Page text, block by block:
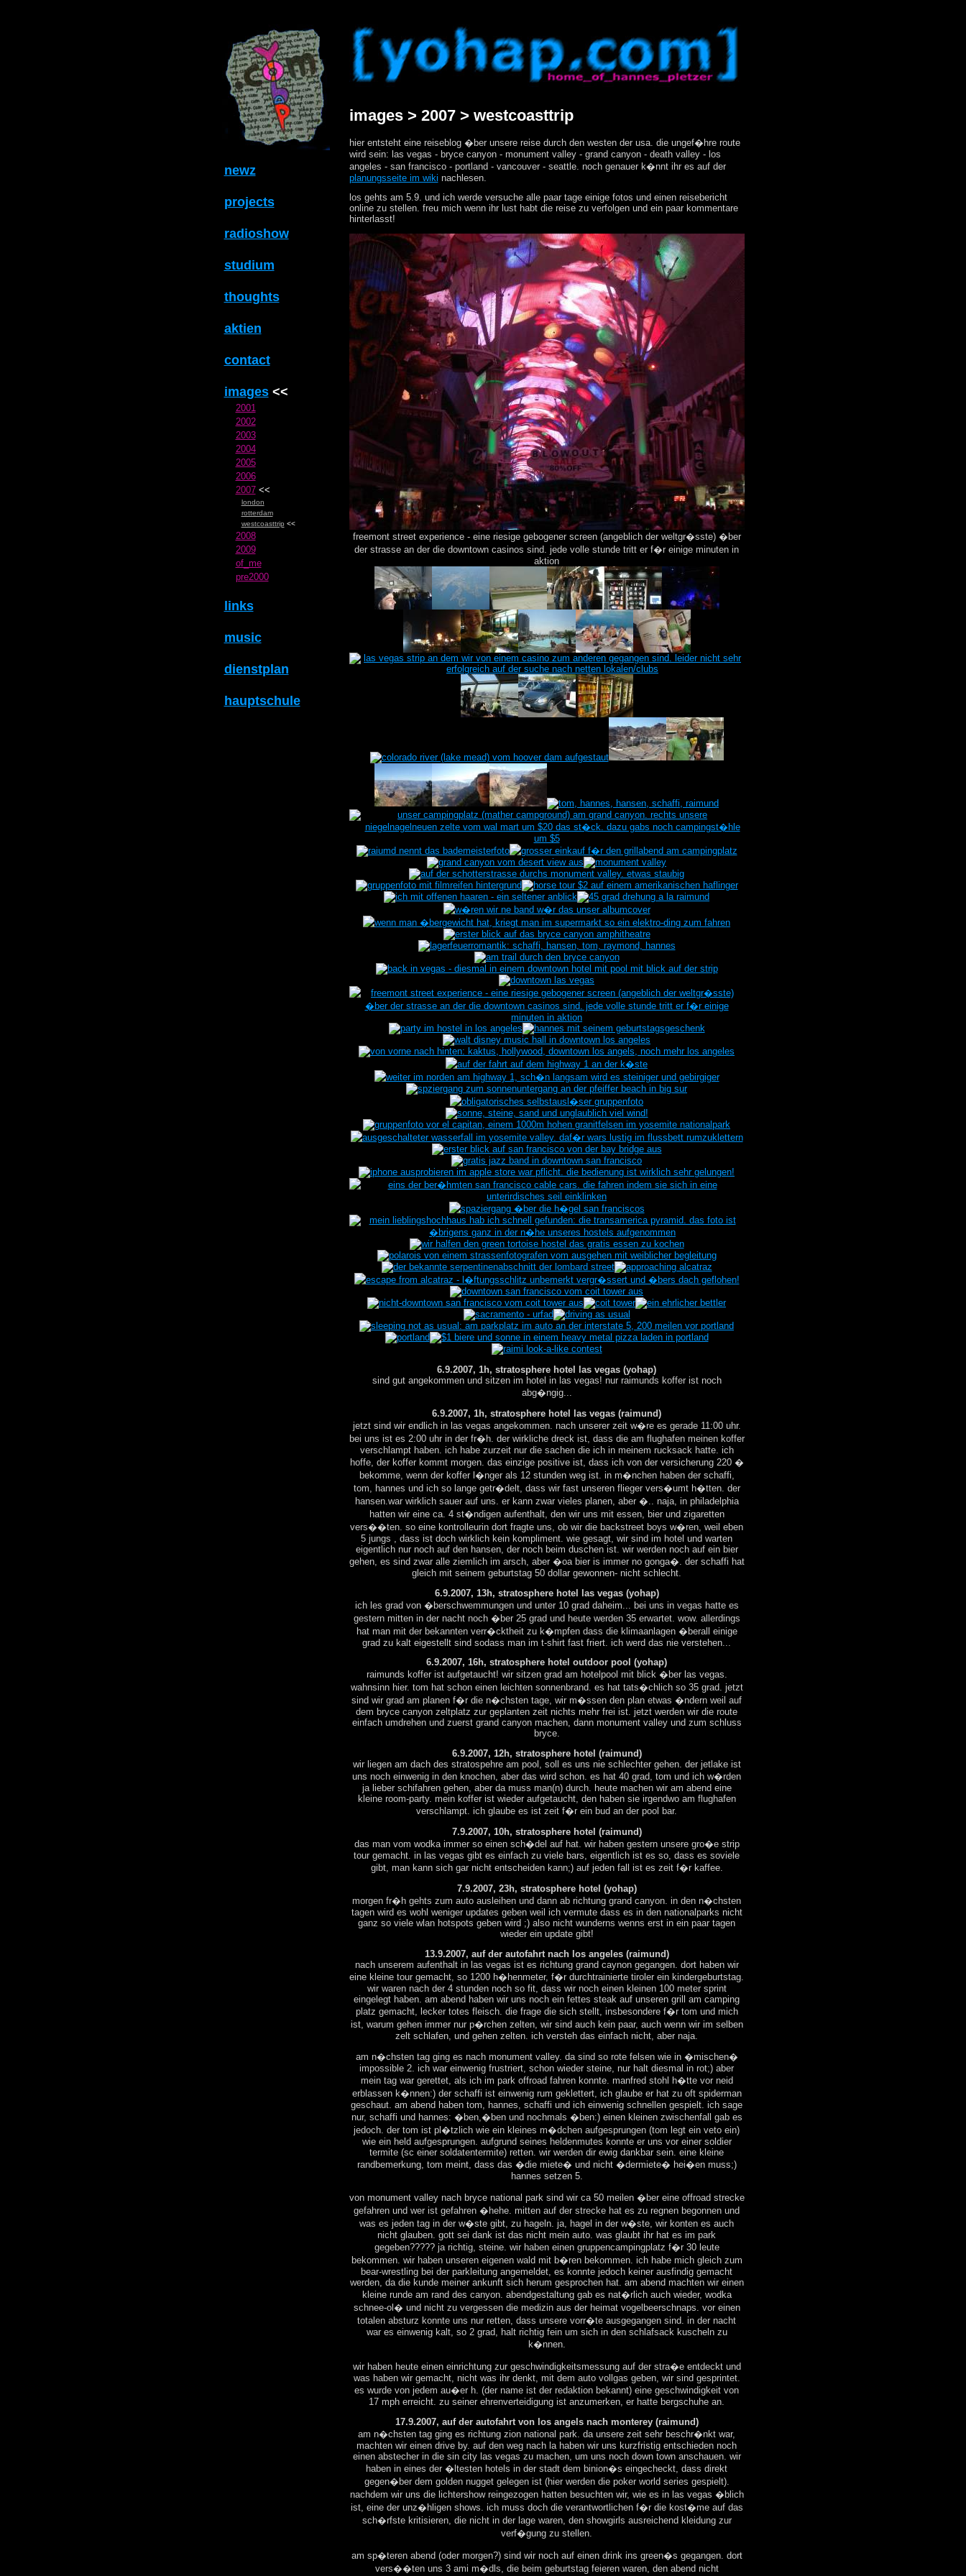
newz
projects
radioshow
studium
thoughts
aktien
contact
images<<
2001
2002
2003
2004
2005
2006
2007<<
london
rotterdam
westcoasttrip <<
2008
2009
of_me
pre2000
links
music
dienstplan
hauptschule
images > 2007 > westcoasttrip
hier entsteht eine reiseblog �ber unsere reise durch den westen der usa. die ungef�hre route
wird sein: las vegas - bryce canyon - monument valley - grand canyon - death valley - los
angeles - san francisco - portland - vancouver - seattle. noch genauer k�nnt ihr es auf der
planungsseite im wiki nachlesen.
los gehts am 5.9. und ich werde versuche alle paar tage einige fotos und einen reisebericht
online zu stellen. freu mich wenn ihr lust habt die reise zu verfolgen und ein paar kommentare
hinterlasst!
freemont street experience - eine riesige gebogener screen (angeblich der weltgr�sste) �ber
der strasse an der die downtown casinos sind. jede volle stunde tritt er f�r einige minuten in
aktion
6.9.2007, 1h, stratosphere hotel las vegas (yohap)
sind gut angekommen und sitzen im hotel in las vegas! nur raimunds koffer ist noch
abg�ngig...
6.9.2007, 1h, stratosphere hotel las vegas (raimund)
jetzt sind wir endlich in las vegas angekommen. nach unserer zeit w�re es gerade 11:00 uhr.
bei uns ist es 2:00 uhr in der fr�h. der wirkliche dreck ist, dass die am flughafen meinen koffer
verschlampt haben. ich habe zurzeit nur die sachen die ich in meinem rucksack hatte. ich
hoffe, der koffer kommt morgen. das einzige positive ist, dass ich von der versicherung 220 �
bekomme, wenn der koffer l�nger als 12 stunden weg ist. in m�nchen haben der schaffi,
tom, hannes und ich so lange getr�delt, dass wir fast unseren flieger vers�umt h�tten. der
hansen.war wirklich sauer auf uns. er kann zwar vieles planen, aber �.. naja, in philadelphia
hatten wir eine ca. 4 st�ndigen aufenthalt, den wir uns mit essen, bier und zigaretten
vers��ten. so eine kontrolleurin dort fragte uns, ob wir die backstreet boys w�ren, weil eben
5 jungs , dass ist doch wirklich kein kompliment. wie gesagt, wir sind im hotel und warten
eigentlich nur noch auf den hansen, der noch beim duschen ist. wir werden noch auf ein bier
gehen, es sind zwar alle ziemlich im arsch, aber �oa bier is immer no gonga�. der schaffi hat
gleich mit seinem geburtstag 50 dollar gewonnen- nicht schlecht.
6.9.2007, 13h, stratosphere hotel las vegas (yohap)
ich les grad von �berschwemmungen und unter 10 grad daheim... bei uns in vegas hatte es
gestern mitten in der nacht noch �ber 25 grad und heute werden 35 erwartet. wow. allerdings
hat man mit der bekannten verr�cktheit zu k�mpfen dass die klimaanlagen �berall einige
grad zu kalt eigestellt sind sodass man im t-shirt fast friert. ich werd das nie verstehen...
6.9.2007, 16h, stratosphere hotel outdoor pool (yohap)
raimunds koffer ist aufgetaucht! wir sitzen grad am hotelpool mit blick �ber las vegas.
wahnsinn hier. tom hat schon einen leichten sonnenbrand. es hat tats�chlich so 35 grad. jetzt
sind wir grad am planen f�r die n�chsten tage, wir m�ssen den plan etwas �ndern weil auf
dem bryce canyon zeltplatz zur geplanten zeit nichts mehr frei ist. jetzt werden wir die route
einfach umdrehen und zuerst grand canyon machen, dann monument valley und zum schluss
bryce.
6.9.2007, 12h, stratosphere hotel (raimund)
wir liegen am dach des stratospehre am pool, soll es uns nie schlechter gehen. der jetlake ist
uns noch einwenig in den knochen, aber das wird schon. es hat 40 grad, tom und ich w�rden
ja lieber schifahren gehen, aber da muss man(n) durch. heute machen wir am abend eine
kleine room-party. mein koffer ist wieder aufgetaucht, den haben sie irgendwo am flughafen
verschlampt. ich glaube es ist zeit f�r ein bud an der pool bar.
7.9.2007, 10h, stratosphere hotel (raimund)
das man vom wodka immer so einen sch�del auf hat. wir haben gestern unsere gro�e strip
tour gemacht. in las vegas gibt es einfach zu viele bars, eigentlich ist es so, dass es soviele
gibt, man kann sich gar nicht entscheiden kann;) auf jeden fall ist es zeit f�r kaffee.
7.9.2007, 23h, stratosphere hotel (yohap)
morgen fr�h gehts zum auto ausleihen und dann ab richtung grand canyon. in den n�chsten
tagen wird es wohl weniger updates geben weil ich vermute dass es in den nationalparks nicht
ganz so viele wlan hotspots geben wird ;) also nicht wunderns wenns erst in ein paar tagen
wieder ein update gibt!
13.9.2007, auf der autofahrt nach los angeles (raimund)
nach unserem aufenthalt in las vegas ist es richtung grand caynon gegangen. dort haben wir
eine kleine tour gemacht, so 1200 h�henmeter, f�r durchtrainierte tiroler ein kindergeburtstag.
wir waren nach der 4 stunden noch so fit, dass wir noch einen kleinen 100 meter sprint
eingelegt haben. am abend haben wir uns noch ein fettes steak auf unseren grill am camping
platz gemacht, lecker totes fleisch. die frage die sich stellt, insbesondere f�r tom und mich
ist, warum gehen immer nur p�rchen zelten, wir sind auch kein paar, auch wenn wir im selben
zelt schlafen, und gehen zelten. ich versteh das einfach nicht, aber naja.
am n�chsten tag ging es nach monument valley. da sind so rote felsen wie in �mischen�
impossible 2. ich war einwenig frustriert, schon wieder steine, nur halt diesmal in rot;) aber
mein tag war gerettet, als ich im park offroad fahren konnte. manfred stohl h�tte vor neid
erblassen k�nnen:) der schaffi ist einwenig rum geklettert, ich glaube er hat zu oft spiderman
geschaut. am abend haben tom, hannes, schaffi und ich einwenig schnellen gespielt. ich sage
nur, schaffi und hannes: �ben,�ben und nochmals �ben:) einen kleinen zwischenfall gab es
jedoch. der tom ist pl�tzlich wie ein kleines m�dchen aufgesprungen (tom legt ein veto ein)
wie ein held aufgesprungen. aufgrund seines heldenmutes konnte er uns vor einer soldier
termite (sc einer soldatentermite) retten. wir werden dir ewig dankbar sein. eine kleine
randbemerkung, tom meint, dass das �die miete� und nicht �dermiete� hei�en muss;)
hannes setzen 5.
von monument valley nach bryce national park sind wir ca 50 meilen �ber eine offroad strecke
gefahren und wer ist gefahren �hehe. mitten auf der strecke hat es zu regnen begonnen und
was es jeden tag in der w�ste gibt, zu hageln. ja, hagel in der w�ste, wir konten es auch
nicht glauben. gott sei dank ist das nicht mein auto. was glaubt ihr hat es im park
gegeben????? ja richtig, steine. wir haben einen gruppencampingplatz f�r 30 leute
bekommen. wir haben unseren eigenen wald mit b�ren bekommen. ich habe mich gleich zum
bear-wrestling bei der parkleitung angemeldet, es konnte jedoch keiner ausfindig gemacht
werden, da die kunde meiner ankunft sich herum gesprochen hat. am abend machten wir einen
kleine runde am rand des canyon. abendgestaltung gab es nat�rlich auch wieder, wodka
schnee-ol� und nicht zu vergessen die medizin aus der heimat vogelbeerschnaps. vor einen
totalen absturz konnte uns nur retten, dass unsere vorr�te ausgegangen sind. in der nacht
war es einwenig kalt, so 2 grad, halt richtig fein um sich in den schlafsack kuscheln zu
k�nnen.
wir haben heute einen einrichtung zur geschwindigkeitsmessung auf der stra�e entdeckt und
was haben wir gemacht, nicht was ihr denkt, mit dem auto vollgas geben, wir sind gesprintet.
es wurde von jedem au�er h. (der name ist der redaktion bekannt) eine geschwindigkeit von
17 mph erreicht. zu seiner ehrenverteidigung ist anzumerken, er hatte bergschuhe an.
17.9.2007, auf der autofahrt von los angels nach monterey (raimund)
am n�chsten tag ging es richtung zion national park. da unsere zeit sehr beschr�nkt war,
machten wir einen drive by. auf den weg nach la haben wir uns kurzfristig entschieden noch
einen abstecher in die sin city las vegas zu machen, um uns noch down town anschauen. wir
haben in eines der �ltesten hotels in der stadt dem binion�s eingecheckt, dass direkt
gegen�ber dem golden nugget gelegen ist (hier werden die poker world series gespielt).
nachdem wir uns die lichtershow reingezogen hatten besuchten wir, wie es in las vegas �blich
ist, eine der unz�hligen shows. ich muss doch die verantwortlichen f�r die kost�me auf das
sch�rfste kritisieren, die nicht in der lage waren, den showgirls ausreichend kleidung zur
verf�gung zu stellen.
am sp�teren abend (oder morgen?) sind wir noch auf einen drink ins green�s gegangen. dort
vers��ten uns 3 ami m�dls, die beim geburtstag feieren waren, den abend nicht